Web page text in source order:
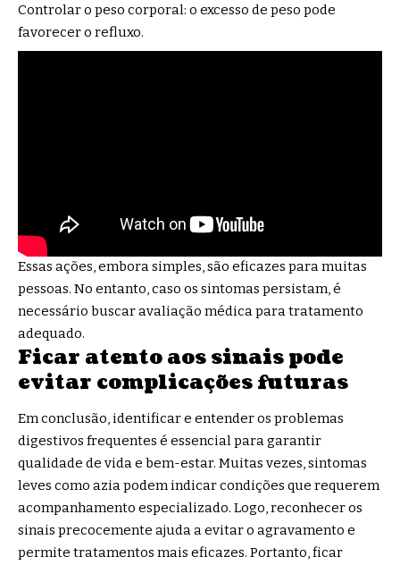
Controlar o peso corporal: o excesso de peso pode
favorecer o refluxo.
Essas ações, embora simples, são eficazes para muitas
pessoas. No entanto, caso os sintomas persistam, é
necessário buscar avaliação médica para tratamento
adequado.
Ficar atento aos sinais pode
evitar complicações futuras
Em conclusão, identificar e entender os problemas
digestivos frequentes é essencial para garantir
qualidade de vida e bem-estar. Muitas vezes, sintomas
leves como azia podem indicar condições que requerem
acompanhamento especializado. Logo, reconhecer os
sinais precocemente ajuda a evitar o agravamento e
permite tratamentos mais eficazes. Portanto, ficar